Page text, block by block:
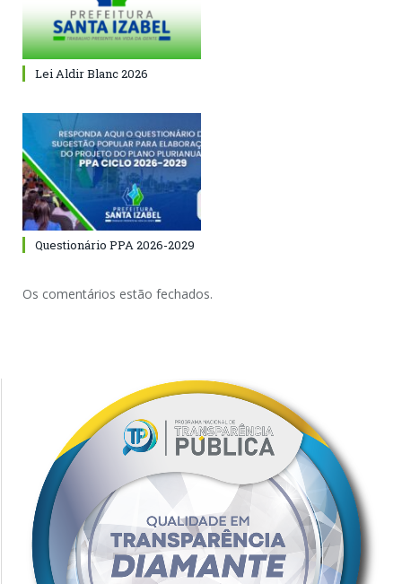
Lei Aldir Blanc 2026
Questionário PPA 2026-2029
Os comentários estão fechados.